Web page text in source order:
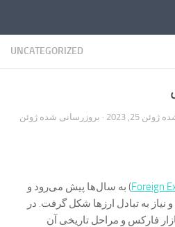
UNCATEGORIZED
ژوئن 25, 2023 · بروزرسانی شده ژوئن
Foreign) به سال‌ها پیش می‌رود و
نیاز به تبادل ارزها شکل گرفت. در
فارکس و مراحل تاریخی آن